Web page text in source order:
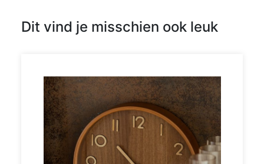
Dit vind je misschien ook leuk